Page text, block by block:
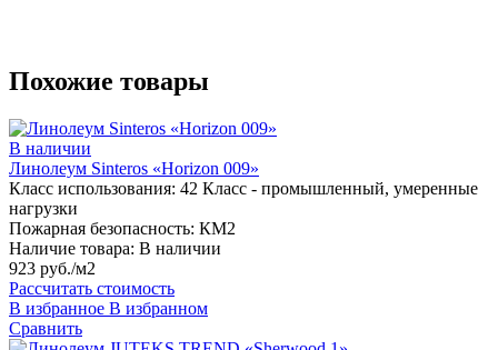
Похожие товары
В наличии
Линолеум Sinteros «Horizon 009»
Класс использования: 42 Класс - промышленный, умеренные
нагрузки
Пожарная безопасность: КМ2
Наличие товара: В наличии
923 руб./м2
Рассчитать стоимость
В избранное В избранном
Сравнить